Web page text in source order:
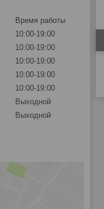
Время работы
10:00-19:00
10:00-19:00
10:00-19:00
10:00-19:00
10:00-19:00
Выходной
Выходной